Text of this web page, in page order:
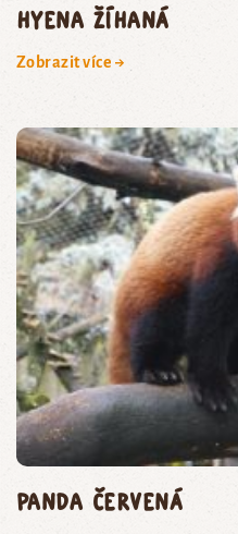
hyena žíhaná
Zobrazit více →
panda červená